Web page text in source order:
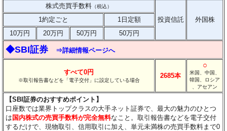
株式売買手数料 （税込）
投資信託 外国株
1約定ごと
1日定額
10万円
20万円 50万円 50万円
◆SBI証券 ⇒詳細情報ページへ
すべて0円
※取引報告書などを「電子交付」に設定している場合
2685本
○
米国、中国、
韓国、ロシア
、アセアン
【SBI証券のおすすめポイント】
口座数では業界トップクラスの大手ネット証券で、最大の魅力のひとつ
は 国内株式の売買手数料が完全無料なこと。取引報告書などを電子交付
するだけで、現物取引、信用取引に加え、単元未満株の売買手数料まで0